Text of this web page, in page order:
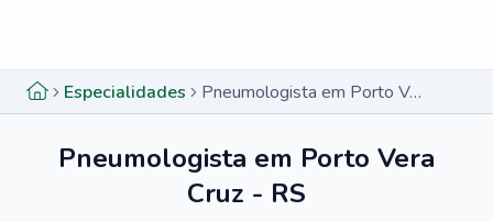
Especialidades Pneumologista em Porto Vera Cruz - RS
Pneumologista em Porto Vera
Cruz - RS